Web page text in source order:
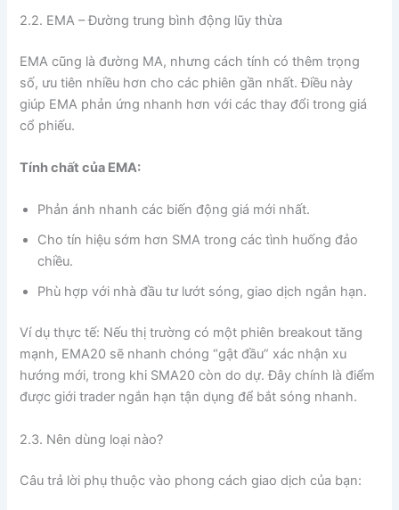
2.2. EMA – Đường trung bình động lũy thừa
EMA cũng là đường MA, nhưng cách tính có thêm trọng
số, ưu tiên nhiều hơn cho các phiên gần nhất. Điều này
giúp EMA phản ứng nhanh hơn với các thay đổi trong giá
cổ phiếu.
Tính chất của EMA:
Phản ánh nhanh các biến động giá mới nhất.
Cho tín hiệu sớm hơn SMA trong các tình huống đảo
chiều.
Phù hợp với nhà đầu tư lướt sóng, giao dịch ngắn hạn.
Ví dụ thực tế: Nếu thị trường có một phiên breakout tăng
mạnh, EMA20 sẽ nhanh chóng “gật đầu” xác nhận xu
hướng mới, trong khi SMA20 còn do dự. Đây chính là điểm
được giới trader ngắn hạn tận dụng để bắt sóng nhanh.
2.3. Nên dùng loại nào?
Câu trả lời phụ thuộc vào phong cách giao dịch của bạn: